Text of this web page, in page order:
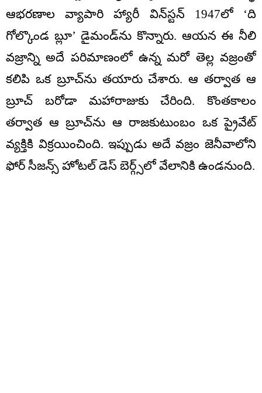
ఆభరణాల వ్యాపారి హ్యారీ విన్‌స్టన్ 1947లో ‘ది
గోల్కొండ బ్లూ’ డైమండ్‌ను కొన్నారు. ఆయన ఈ నీలి
వజ్రాన్ని అదే పరిమాణంలో ఉన్న మరో తెల్ల వజ్రంతో
కలిపి ఒక బ్రూచ్‌ను తయారు చేశారు. ఆ తర్వాత ఆ
బ్రూచ్ బరోడా మహారాజుకు చేరింది. కొంతకాలం
తర్వాత ఆ బ్రూచ్‌ను ఆ రాజకుటుంబం ఒక ప్రైవేట్
వ్యక్తికి విక్రయించింది. ఇప్పుడు అదే వజ్రం జెనీవాలోని
ఫోర్ సీజన్స్ హోటల్ డెస్ బెర్గ్స్‌లో వేలానికి ఉండనుంది.